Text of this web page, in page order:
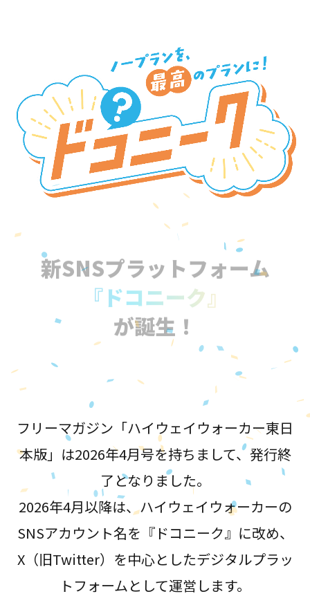
新SNSプラットフォーム
『ドコニーク』
が誕生！
フリーマガジン「ハイウェイウォーカー東日
本版」は2026年4月号を持ちまして、発行終
了となりました。
2026年4月以降は、ハイウェイウォーカーの
SNSアカウント名を『ドコニーク』に改め、
X（旧Twitter）を中心としたデジタルプラッ
トフォームとして運営します。